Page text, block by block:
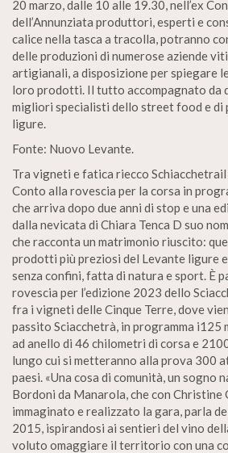
20 marzo, dalle 10 alle 19.30, nell’ex
dell’Annunziata produttori, esperti e
calice nella tasca a tracolla, potranno
delle produzioni di numerose aziende
artigianali, a disposizione per spiegare
loro prodotti. Il tutto accompagnato da
migliori specialisti dello street food e
ligure.
Fonte: Nuovo Levante.
Tra vigneti e fatica riecco Schiacchetrail
Conto alla rovescia per la corsa in
che arriva dopo due anni di stop e una
dalla nevicata di Chiara Tenca D suo
che racconta un matrimonio riuscito:
prodotti più preziosi del Levante ligure
senza confini, fatta di natura e sport. È
rovescia per l’edizione 2023 dello
fra i vigneti delle Cinque Terre, dove
passito Sciacchetrà, in programma i125
ad anello di 46 chilometri di corsa e
lungo cui si metteranno alla prova 300
paesi. «Una cosa di comunità, un sogno
Bordoni da Manarola, che con Christine
immaginato e realizzato la gara, parla
2015, ispirandosi ai sentieri del vino
voluto omaggiare il territorio con una